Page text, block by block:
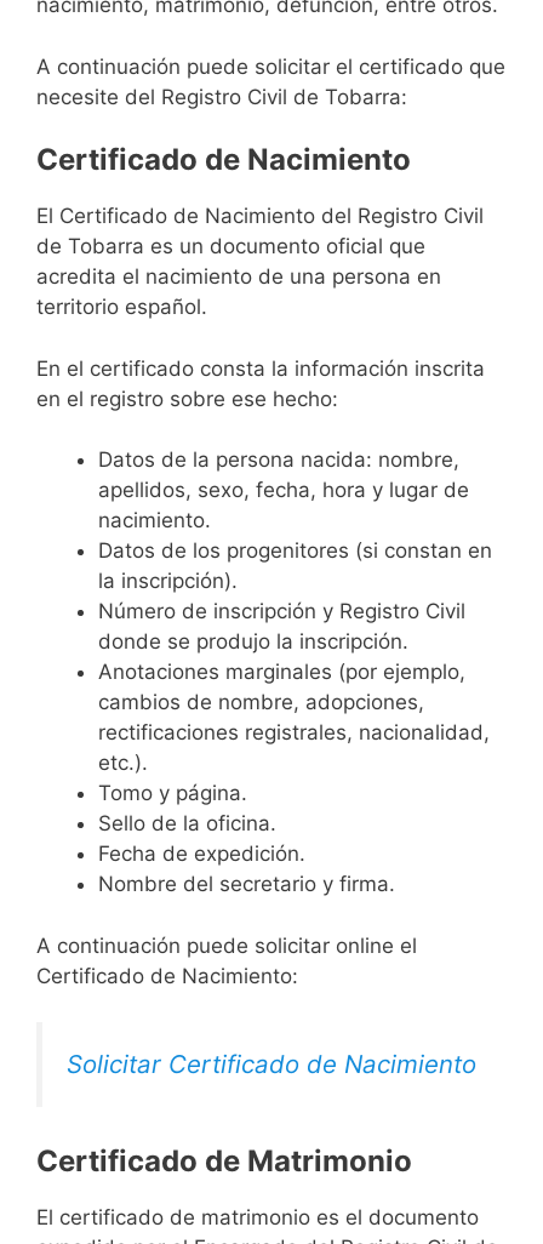
nacimiento, matrimonio, defunción, entre otros.
A continuación puede solicitar el certificado que
necesite del Registro Civil de Tobarra:
Certificado de Nacimiento
El Certificado de Nacimiento del Registro Civil
de Tobarra es un documento oficial que
acredita el nacimiento de una persona en
territorio español.
En el certificado consta la información inscrita
en el registro sobre ese hecho:
Datos de la persona nacida: nombre,
apellidos, sexo, fecha, hora y lugar de
nacimiento.
Datos de los progenitores (si constan en
la inscripción).
Número de inscripción y Registro Civil
donde se produjo la inscripción.
Anotaciones marginales (por ejemplo,
cambios de nombre, adopciones,
rectificaciones registrales, nacionalidad,
etc.).
Tomo y página.
Sello de la oficina.
Fecha de expedición.
Nombre del secretario y firma.
A continuación puede solicitar online el
Certificado de Nacimiento:
Solicitar Certificado de Nacimiento
Certificado de Matrimonio
El certificado de matrimonio es el documento